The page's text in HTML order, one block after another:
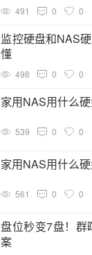
491 0 0
监控硬盘和NAS
懂
498 0 0
家用NAS用什么
539 0 0
家用NAS用什么
561 0 0
盘位秒变7盘！群
案